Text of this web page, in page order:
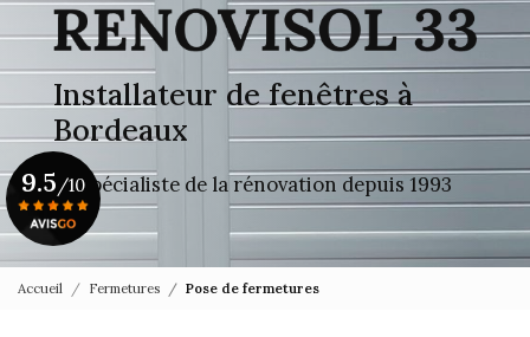
Installateur de fenêtres à
Bordeaux
Le spécialiste de la rénovation depuis 1993
9.5 /10
Accueil Fermetures Pose de fermetures